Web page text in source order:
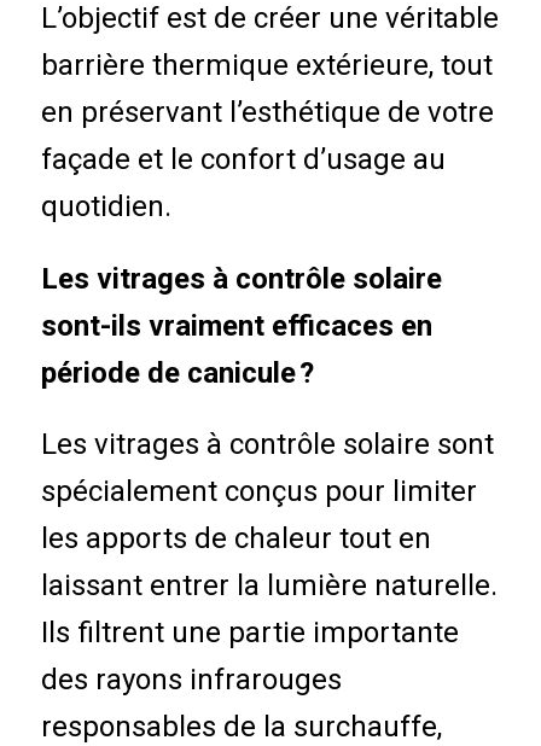
L’objectif est de créer une véritable
barrière thermique extérieure, tout
en préservant l’esthétique de votre
façade et le confort d’usage au
quotidien.
Les vitrages à contrôle solaire
sont-ils vraiment efficaces en
période de canicule ?
Les vitrages à contrôle solaire sont
spécialement conçus pour limiter
les apports de chaleur tout en
laissant entrer la lumière naturelle.
Ils filtrent une partie importante
des rayons infrarouges
responsables de la surchauffe,